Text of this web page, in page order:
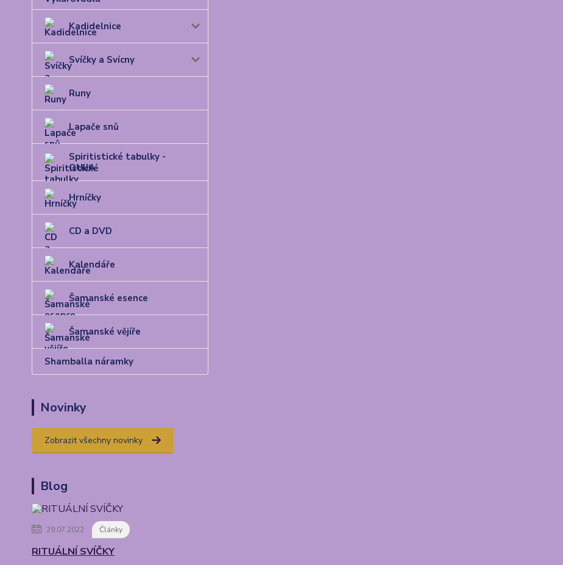
Kadidelnice
Svíčky a Svícny
Runy
Lapače snů
Spiritistické tabulky -
OUIJA
Hrníčky
CD a DVD
Kalendáře
Šamanské esence
Šamanské vějíře
Shamballa náramky
Novinky
Zobrazit všechny novinky
Blog
29.07.2022 Články
RITUÁLNÍ SVÍČKY